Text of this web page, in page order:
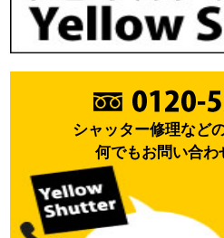
シャッター修理など
何でもお問い合わ